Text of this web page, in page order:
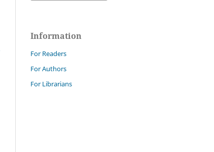
Information
For Readers
For Authors
For Librarians